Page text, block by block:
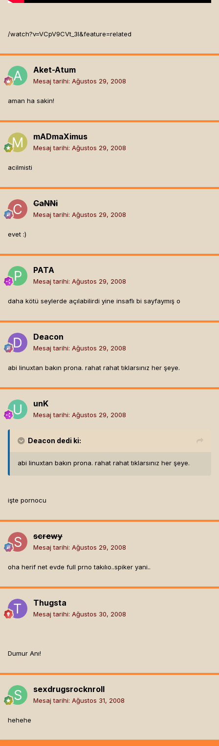
/watch?v=VCpV9CVt_3I&feature=related
Aket-Atum
Mesaj tarihi: Ağustos 29, 2008
aman ha sakin!
mADmaXimus
Mesaj tarihi: Ağustos 29, 2008
acilmisti
CaNNi
Mesaj tarihi: Ağustos 29, 2008
evet :)
PATA
Mesaj tarihi: Ağustos 29, 2008
daha kötü seylerde açılabilirdi yine insaflı bi sayfaymış o
Deacon
Mesaj tarihi: Ağustos 29, 2008
abi linuxtan bakın prona. rahat rahat tıklarsınız her şeye.
unK
Mesaj tarihi: Ağustos 29, 2008
Deacon dedi ki:
abi linuxtan bakın prona. rahat rahat tıklarsınız her şeye.
işte pornocu
screwy
Mesaj tarihi: Ağustos 29, 2008
oha herif net evde full prno takılıo..spiker yani..
Thugsta
Mesaj tarihi: Ağustos 30, 2008
Dumur Anı!
sexdrugsrocknroll
Mesaj tarihi: Ağustos 31, 2008
hehehe